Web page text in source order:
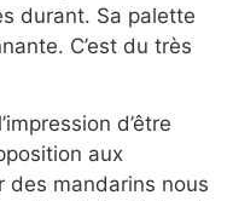
durant. Sa palette
C’est du très
d’être
aux
des mandarins nous